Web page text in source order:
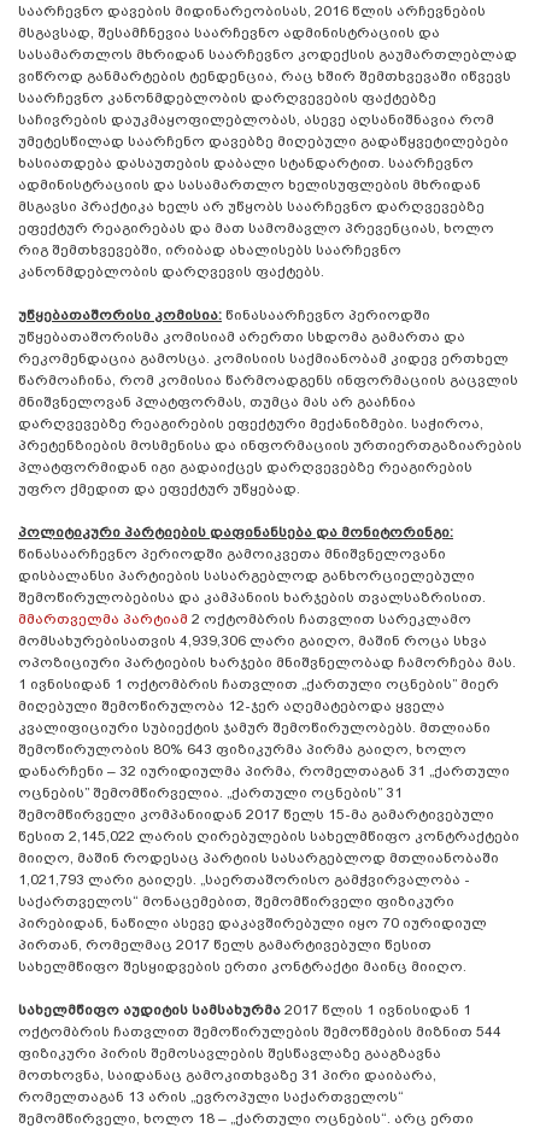
საარჩევნო დავების მიდინარეობისას, 2016 წლის არჩევნების
მსგავსად, შესამჩნევია საარჩევნო ადმინისტრაციის და
სასამართლოს მხრიდან საარჩევნო კოდექსის გაუმართლებლად
ვიწროდ განმარტების ტენდენცია, რაც ხშირ შემთხვევაში იწვევს
საარჩევნო კანონმდებლობის დარღვევების ფაქტებზე
საჩივრების დაუკმაყოფილებლობას, ასევე აღსანიშნავია რომ
უმეტესწილად საარჩენო დავებზე მიღებული გადაწყვეტილებები
ხასიათდება დასაუთების დაბალი სტანდარტით. საარჩევნო
ადმინისტრაციის და სასამართლო ხელისუფლების მხრიდან
მსგავსი პრაქტიკა ხელს არ უწყობს საარჩევნო დარღვევებზე
ეფექტურ რეაგირებას და მათ სამომავლო პრევენციას, ხოლო
რიგ შემთხვევებში, ირიბად ახალისებს საარჩევნო
კანონმდებლობის დარღვევის ფაქტებს.
უწყებათაშორისი კომისია: წინასაარჩევნო პერიოდში
უწყებათაშორისმა კომისიამ არერთი სხდომა გამართა და
რეკომენდაცია გამოსცა. კომისიის საქმიანობამ კიდევ ერთხელ
წარმოაჩინა, რომ კომისია წარმოადგენს ინფორმაციის გაცვლის
მნიშვნელოვან პლატფორმას, თუმცა მას არ გააჩნია
დარღვევებზე რეაგირების ეფექტური მექანიზმები. საჭიროა,
პრეტენზიების მოსმენისა და ინფორმაციის ურთიერთგაზიარების
პლატფორმიდან იგი გადაიქცეს დარღვევებზე რეაგირების
უფრო ქმედით და ეფექტურ უწყებად.
პოლიტიკური პარტიების დაფინანსება და მონიტორინგი:
წინასაარჩევნო პერიოდში გამოიკვეთა მნიშვნელოვანი
დისბალანსი პარტიების სასარგებლოდ განხორციელებული
შემოწირულობებისა და კამპანიის ხარჯების თვალსაზრისით.
მმართველმა პარტიამ 2 ოქტომბრის ჩათვლით სარეკლამო
მომსახურებისათვის 4,939,306 ლარი გაიღო, მაშინ როცა სხვა
ოპოზიციური პარტიების ხარჯები მნიშვნელობად ჩამორჩება მას.
1 ივნისიდან 1 ოქტომბრის ჩათვლით „ქართული ოცნების” მიერ
მიღებული შემოწირულობა 12-ჯერ აღემატებოდა ყველა
კვალიფიციური სუბიექტის ჯამურ შემოწირულობებს. მთლიანი
შემოწირულობის 80% 643 ფიზიკურმა პირმა გაიღო, ხოლო
დანარჩენი – 32 იურიდიულმა პირმა, რომელთაგან 31 „ქართული
ოცნების” შემომწირველია. „ქართული ოცნების” 31
შემომწირველი კომპანიიდან 2017 წელს 15-მა გამარტივებული
წესით 2,145,022 ლარის ღირებულების სახელმწიფო კონტრაქტები
მიიღო, მაშინ როდესაც პარტიის სასარგებლოდ მთლიანობაში
1,021,793 ლარი გაიღეს. „საერთაშორისო გამჭვირვალობა -
საქართველოს“ მონაცემებით, შემომწირველი ფიზიკური
პირებიდან, ნაწილი ასევე დაკავშირებული იყო 70 იურიდიულ
პირთან, რომელმაც 2017 წელს გამარტივებული წესით
სახელმწიფო შესყიდვების ერთი კონტრაქტი მაინც მიიღო.
სახელმწიფო აუდიტის სამსახურმა 2017 წლის 1 ივნისიდან 1
ოქტომბრის ჩათვლით შემოწირულების შემოწმების მიზნით 544
ფიზიკური პირის შემოსავლების შესწავლაზე გააგზავნა
მოთხოვნა, საიდანაც გამოკითხვაზე 31 პირი დაიბარა,
რომელთაგან 13 არის „ევროპული საქართველოს“
შემომწირველი, ხოლო 18 – „ქართული ოცნების“. არც ერთი